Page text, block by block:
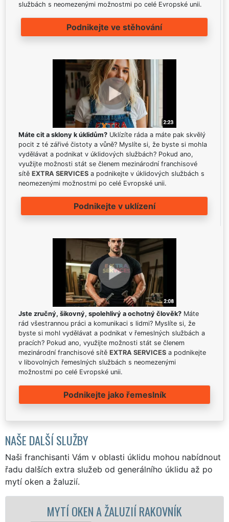
službách s neomezenými možnostmi po celé Evropské unii.
Podnikejte ve stěhování
Máte cit a sklony k úklidům? Uklízíte ráda a máte pak skvělý
pocit z té zářivé čistoty a vůně? Myslíte si, že byste si mohla
vydělávat a podnikat v úklidových službách? Pokud ano,
využijte možnosti stát se členem mezinárodní franchisové
sítě EXTRA SERVICES a podnikejte v úklidových službách s
neomezenými možnostmi po celé Evropské unii.
Podnikejte v uklízení
Jste zručný, šikovný, spolehlivý a ochotný člověk? Máte
rád všestrannou práci a komunikaci s lidmi? Myslíte si, že
byste si mohl vydělávat a podnikat v řemeslných službách a
pracích? Pokud ano, využijte možnosti stát se členem
mezinárodní franchisové sítě EXTRA SERVICES a podnikejte
v libovolných řemeslných službách s neomezenými
možnostmi po celé Evropské unii.
Podnikejte jako řemeslník
NAŠE DALŠÍ SLUŽBY
Naši franchisanti Vám v oblasti úklidu mohou nabídnout
řadu dalších extra služeb od generálního úklidu až po
mytí oken a žaluzií.
A ŽALUZIÍ RAKOVNÍK